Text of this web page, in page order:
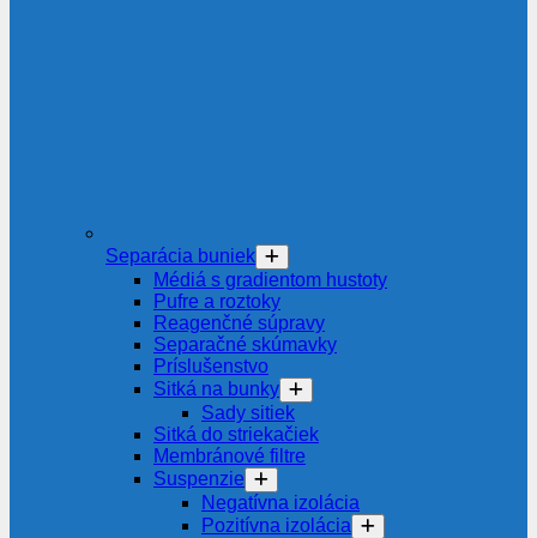
Separácia buniek
Médiá s gradientom hustoty
Pufre a roztoky
Reagenčné súpravy
Separačné skúmavky
Príslušenstvo
Sitká na bunky
Sady sitiek
Sitká do striekačiek
Membránové filtre
Suspenzie
Negatívna izolácia
Pozitívna izolácia